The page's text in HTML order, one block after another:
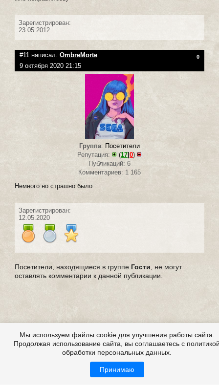
Зарегистрирован:
23.05.2012
#11 написал: OmbreMorte 0
9 октября 2020 21:15
Группа: Посетители
Репутация:
(17 0)
Публикаций: 6
Комментариев: 1 165
Немного но страшно было
Зарегистрирован:
12.05.2020
Посетители, находящиеся в группе Гости , не могут
оставлять комментарии к данной публикации.
Мы используем файлы cookie для улучшения работы сайта.
Продолжая использование сайта, вы соглашаетесь с
обработки персональных данных.
Принимаю